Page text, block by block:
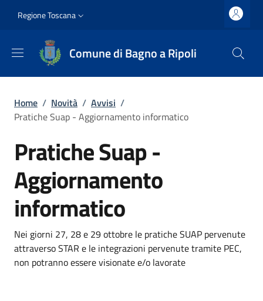
Slim top
Regione Toscana
Comune di Bagno a Ripoli
Briciole di pane
Home / Novità / Avvisi /
Pratiche Suap - Aggiornamento informatico
Pratiche Suap -
Aggiornamento
informatico
Dettagli
Descrizione breve
Nei giorni 27, 28 e 29 ottobre le pratiche SUAP pervenute
attraverso STAR e le integrazioni pervenute tramite PEC,
non potranno essere visionate e/o lavorate